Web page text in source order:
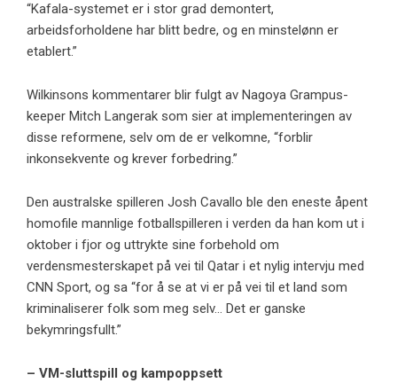
“Kafala-systemet er i stor grad demontert,
arbeidsforholdene har blitt bedre, og en minstelønn er
etablert.”
Wilkinsons kommentarer blir fulgt av Nagoya Grampus-
keeper Mitch Langerak som sier at implementeringen av
disse reformene, selv om de er velkomne, “forblir
inkonsekvente og krever forbedring.”
Den australske spilleren Josh Cavallo ble den eneste åpent
homofile mannlige fotballspilleren i verden da han kom ut i
oktober i fjor og uttrykte sine forbehold om
verdensmesterskapet på vei til Qatar i et nylig intervju med
CNN Sport, og sa “for å se at vi er på vei til et land som
kriminaliserer folk som meg selv… Det er ganske
bekymringsfullt.”
– VM-sluttspill og kampoppsett